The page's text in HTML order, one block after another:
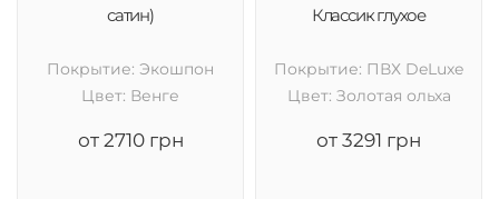
сатин)
Покрытие: Экошпон
Цвет: Венге
от 2710 грн
Классик глухое
Покрытие: ПВХ DeLuxe
Цвет: Золотая ольха
от 3291 грн